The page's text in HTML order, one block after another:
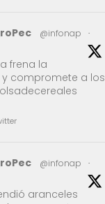
@infonap
·
frena la
compromete a los
@infonap
·
aranceles